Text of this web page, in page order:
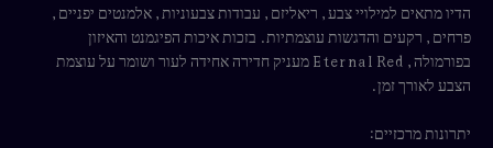
הדיו מתאים למילויי צבע, ריאליזם, עבודות צבעוניות, אלמנטים יפניים,
פרחים, רקעים והדגשות עוצמתיות. בזכות איכות הפיגמנט והאיזון
בפורמולה, Eternal Red מעניק חדירה אחידה לעור ושומר על עוצמת
הצבע לאורך זמן.
יתרונות מרכזיים: